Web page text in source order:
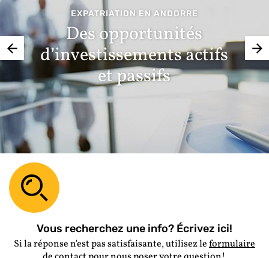
EXPATRIATION EN ANDORRE
Des opportunités
d’investissements actifs
et passifs
Vous recherchez une info? Écrivez ici!
Si la réponse n'est pas satisfaisante, utilisez leformulaire